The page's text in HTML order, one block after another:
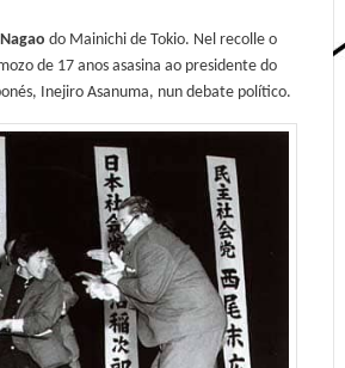
do Mainichi de Tokio. Nel recolle o
de 17 anos asasina ao presidente do
Inejiro Asanuma, nun debate político.